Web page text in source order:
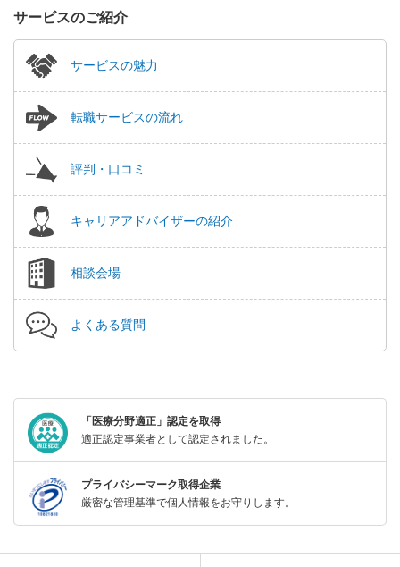
サービスのご紹介
サービスの魅力
転職サービスの流れ
評判・口コミ
キャリアアドバイザーの紹介
相談会場
よくある質問
「医療分野適正」認定を取得
適正認定事業者として認定されました。
プライバシーマーク取得企業
厳密な管理基準で個人情報をお守りします。